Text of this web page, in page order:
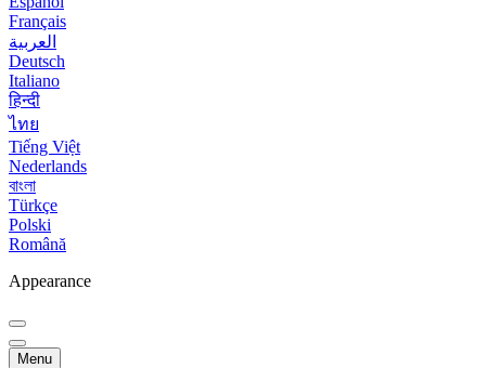
Français
العربية
Deutsch
Italiano
हिन्दी
ไทย
Tiếng Việt
Nederlands
বাংলা
Türkçe
Polski
Română
Appearance
Menu